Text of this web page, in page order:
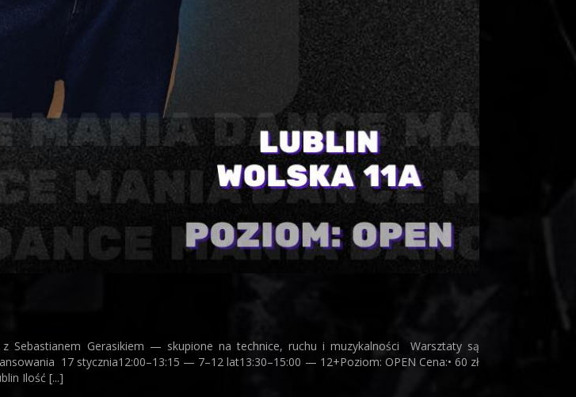
Sebastianem Gerasikiem — skupione na technice, ruchu i muzykalności Warsztaty są
17 stycznia12:00–13:15 — 7–12 lat13:30–15:00 — 12+Poziom: OPEN Cena:• 60 zł
Ilość [...]
Wschód Talentów!!!